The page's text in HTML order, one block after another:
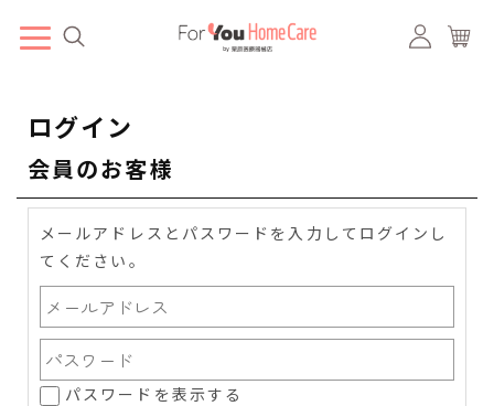
ログイン
会員のお客様
メールアドレスとパスワードを入力してログインし
てください。
パスワードを表示する